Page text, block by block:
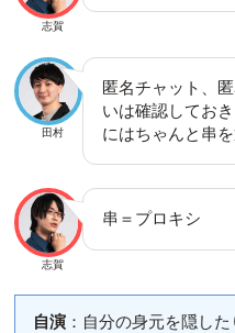
志賀
田村
匿名チャット、
いは確認してお
にはちゃんと串
志賀
串＝プロキシ
自演：自分の身元を隠し